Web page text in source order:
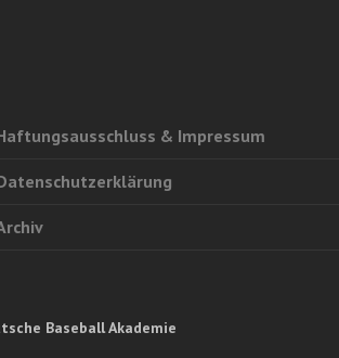
& Impressum
Baseball Akademie